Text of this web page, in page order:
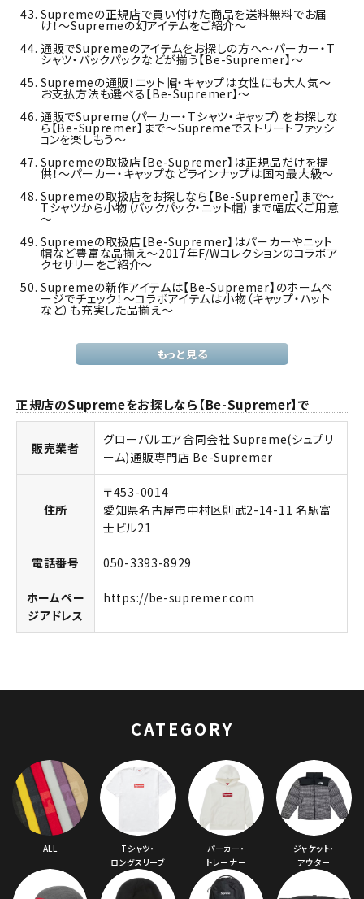
キーワードから探す
キャップ・ハット
パーカー・クルーネック
ショルダー・ウエストバッグ
ボックスロゴ ブラックスウェット
カテゴリーから探す
コラボレーションブランドから探す
Supremeの正規店で買い付けた商品を送料無料でお届
け！～Supremeの幻アイテムをご紹介～
通販でSupremeのアイテムをお探しの方へ～パーカー・T
シャツ・バックパックなどが揃う【Be-Supremer】～
Supremeの通販！ニット帽・キャップは女性にも大人気～
お支払方法も選べる【Be-Supremer】～
通販でSupreme（パーカー・Tシャツ・キャップ）をお探しな
ら【Be-Supremer】まで～Supremeでストリートファッシ
ョンを楽しもう～
Supremeの取扱店【Be-Supremer】は正規品だけを提
供！～パーカー・キャップなどラインナップは国内最大級～
Supremeの取扱店をお探しなら【Be-Supremer】まで～
Tシャツから小物（バックパック・ニット帽）まで幅広くご用意
～
Supremeの取扱店【Be-Supremer】はパーカーやニット
帽など豊富な品揃え～2017年F/Wコレクションのコラボア
クセサリーをご紹介～
Supremeの新作アイテムは【Be-Supremer】のホームペ
ージでチェック！～コラボアイテムは小物（キャップ・ハット
など）も充実した品揃え～
もっと見る
正規店のSupremeをお探しなら【Be-Supremer】で
販売業者
グローバルエア合同会社 Supreme(シュプリ
ーム)通販専門店 Be-Supremer
住所
〒453-0014
愛知県名古屋市中村区則武2-14-11 名駅富
士ビル21
電話番号 050-3393-8929
ホームペー
ジアドレス
https://be-supremer.com
CATEGORY
ALL
Tシャツ・
ロングスリーブ
パーカー・
トレーナー
ジャケット・
アウター